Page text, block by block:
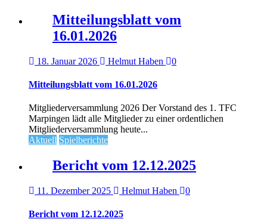
Mitteilungsblatt vom
16.01.2026
18. Januar 2026 Helmut Haben 0
Mitteilungsblatt vom 16.01.2026
Mitgliederversammlung 2026 Der Vorstand des 1. TFC
Marpingen lädt alle Mitglieder zu einer ordentlichen
Mitgliederversammlung heute...
Aktuell Spielberichte
Bericht vom 12.12.2025
11. Dezember 2025 Helmut Haben 0
Bericht vom 12.12.2025